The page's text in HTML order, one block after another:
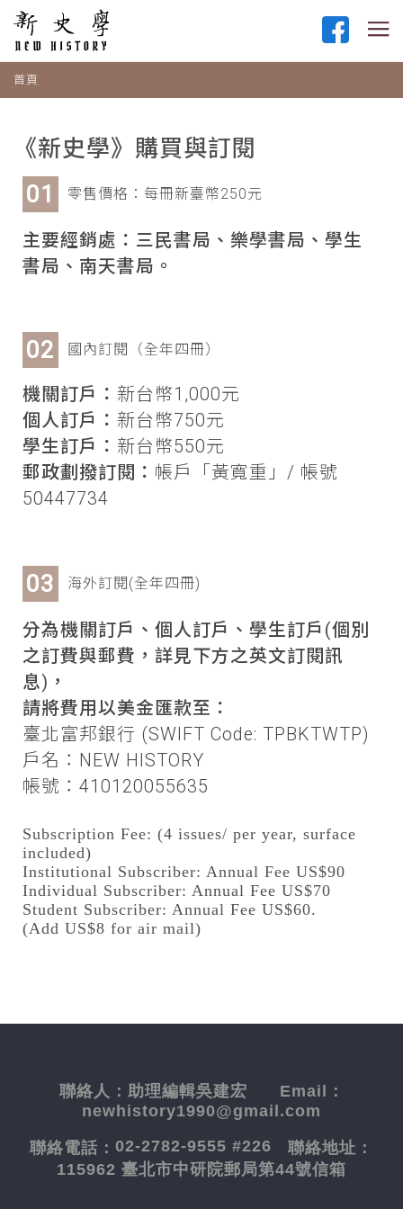
首頁
《新史學》購買與訂閱
零售價格：每冊新臺幣250元
主要經銷處：三民書局、樂學書局、學生
書局、南天書局。
國內訂閱（全年四冊）
機關訂戶： 新台幣1,000元
個人訂戶： 新台幣750元
學生訂戶： 新台幣550元
郵政劃撥訂閱： 帳戶「黃寬重」/ 帳號
50447734
海外訂閱(全年四冊)
分為機關訂戶、個人訂戶、學生訂戶(個別
之訂費與郵費，詳見下方之英文訂閱訊
息)，
請將費用以美金匯款至：
臺北富邦銀行 (SWIFT Code: TPBKTWTP)
戶名：NEW HISTORY
帳號：410120055635
Subscription Fee: (4 issues/ per year, surface
included)
Institutional Subscriber: Annual Fee US$90
Individual Subscriber: Annual Fee US$70
Student Subscriber: Annual Fee US$60.
(Add US$8 for air mail)
聯絡人： 助理編輯吳建宏 Email：
newhistory1990@gmail.com
聯絡電話： 02-2782-9555 #226 聯絡地址：
115962 臺北市中研院郵局第44號信箱